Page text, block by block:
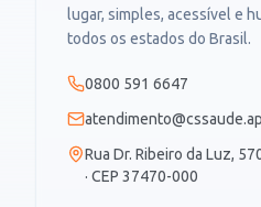
lugar, simples, acessível e
todos os estados do Brasil.
0800 591 6647
Rua Dr. Ribeiro da Luz,
· CEP 37470-000